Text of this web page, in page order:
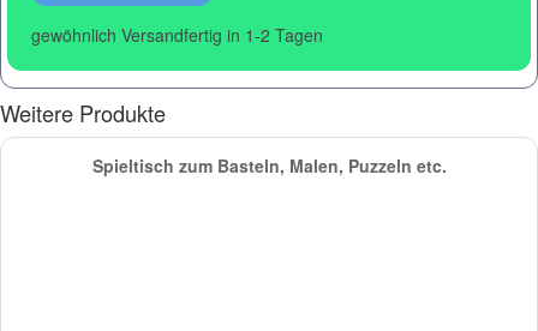
gewöhnlich Versandfertig in 1-2 Tagen
Weitere Produkte
Spieltisch zum Basteln, Malen, Puzzeln etc.